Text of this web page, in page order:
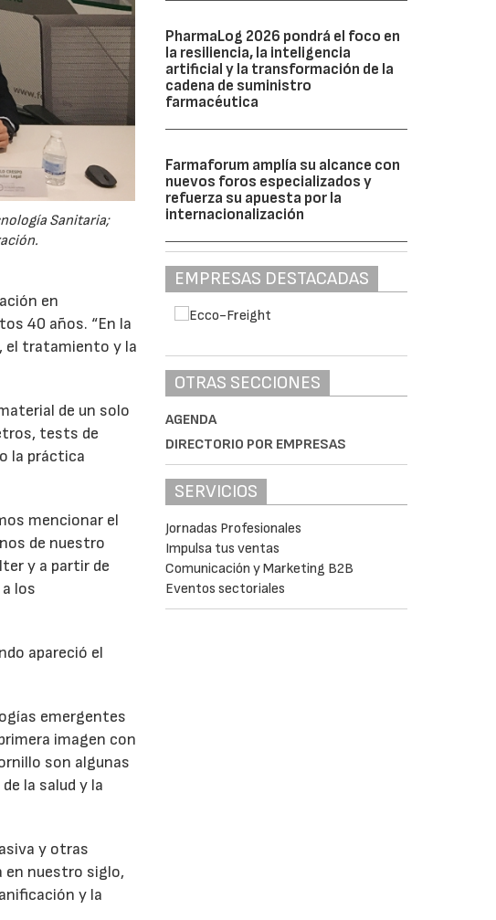
Sanitaria;
en
40 años. “En la
el tratamiento y la
de un solo
tests de
la práctica
mencionar el
de nuestro
y a partir de
los
apareció el
emergentes
imagen con
son algunas
la salud y la
y otras
en nuestro siglo,
y la
PharmaLog 2026 pondrá el foco en
la resiliencia, la inteligencia
artificial y la transformación de la
cadena de suministro
farmacéutica
Farmaforum amplía su alcance con
nuevos foros especializados y
refuerza su apuesta por la
internacionalización
EMPRESAS DESTACADAS
OTRAS SECCIONES
AGENDA
DIRECTORIO POR EMPRESAS
SERVICIOS
Jornadas Profesionales
Impulsa tus ventas
Comunicación y Marketing B2B
Eventos sectoriales